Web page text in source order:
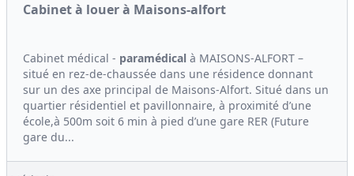
Cabinet à louer à Maisons-alfort
Cabinet médical - paramédical à MAISONS-ALFORT –
situé en rez-de-chaussée dans une résidence donnant
sur un des axe principal de Maisons-Alfort. Situé dans un
quartier résidentiel et pavillonnaire, à proximité d’une
école,à 500m soit 6 min à pied d’une gare RER (Future
gare du...